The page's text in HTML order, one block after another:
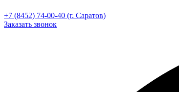
+7 (8452) 74-00-40 (г. Саратов)
Заказать звонок